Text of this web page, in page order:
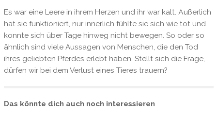
Es war eine Leere in ihrem Herzen und ihr war kalt. Äußerlich
hat sie funktioniert, nur innerlich fühlte sie sich wie tot und
konnte sich über Tage hinweg nicht bewegen. So oder so
ähnlich sind viele Aussagen von Menschen, die den Tod
ihres geliebten Pferdes erlebt haben. Stellt sich die Frage,
dürfen wir bei dem Verlust eines Tieres trauern?
Das könnte dich auch noch interessieren